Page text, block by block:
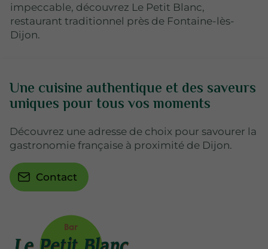
impeccable, découvrez Le Petit Blanc,
restaurant traditionnel près de Fontaine-lès-
Dijon.
Une cuisine authentique et des saveurs
uniques pour tous vos moments
Découvrez une adresse de choix pour savourer la
gastronomie française à proximité de Dijon.
Contact